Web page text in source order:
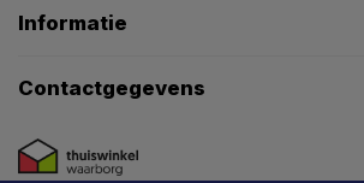
Informatie
Contactgegevens